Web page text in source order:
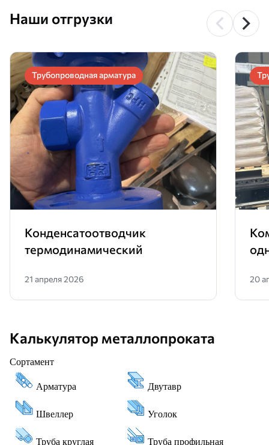
Наши отгрузки
Трубопроводная арматура
Конденсатоотводчик
термодинамический
21 апреля 2026 20
Калькулятор металлопроката